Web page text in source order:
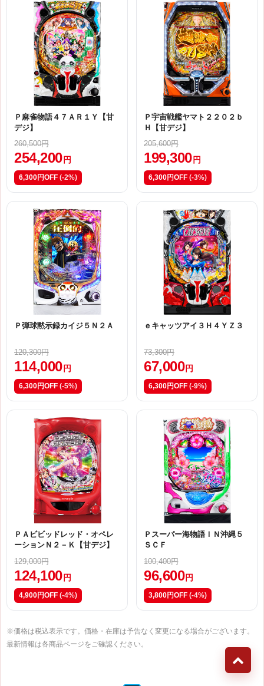
Ｐ麻雀物語４７ＡＲ１Ｙ【甘
デジ】
260,500円
254,200 円
6,300円OFF (-2%)
Ｐ宇宙戦艦ヤマト２２０２ｂ
Ｈ【甘デジ】
205,600円
199,300 円
6,300円OFF (-3%)
Ｐ弾球黙示録カイジ５Ｎ２Ａ
120,300円
114,000 円
6,300円OFF (-5%)
ｅキャッツアイ３Ｈ４ＹＺ３
73,300円
67,000 円
6,300円OFF (-9%)
ＰＡビビッドレッド・オペレ
ーションＮ２－Ｋ【甘デジ】
129,000円
124,100 円
4,900円OFF (-4%)
Ｐスーパー海物語ＩＮ沖縄５
ＳＣＦ
100,400円
96,600 円
3,800円OFF (-4%)
※価格は税込表示です。価格・在庫は予告なく変更になる場合がございます。
最新情報は各商品ページをご確認ください。